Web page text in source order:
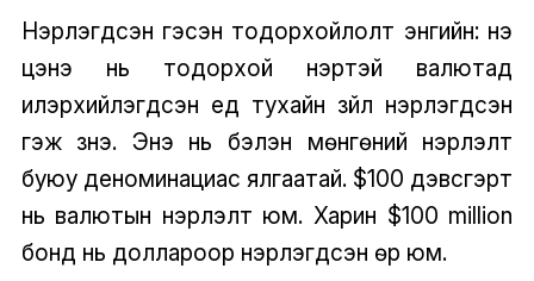
Нэрлэгдсэн гэсэн тодорхойлолт энгийн: үнэ
цэнэ нь тодорхой нэртэй валютад
илэрхийлэгдсэн үед тухайн зүйл нэрлэгдсэн
гэж үзнэ. Энэ нь бэлэн мөнгөний нэрлэлт
буюу деноминациас ялгаатай. $100 дэвсгэрт
нь валютын нэрлэлт юм. Харин $100 million
бонд нь доллароор нэрлэгдсэн өр юм.